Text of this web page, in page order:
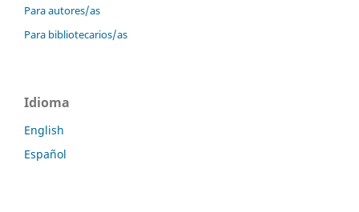
Para autores/as
Para bibliotecarios/as
Idioma
English
Español